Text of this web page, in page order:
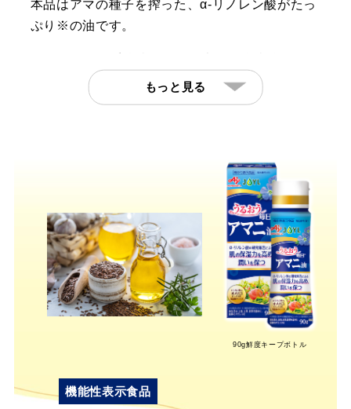
本品はアマの種子を搾った、α-リノレン酸がたっ
ぷり※の油です。
はα-リノレン酸があり、α-リノレン酸は人の体内
でつくることができない必須脂肪酸のひとつで
植物由来の油とし
ては、えごま油や亜麻仁油に多く含まれるほか、
青魚に含まれるEPA、DHAもオメガ3(n-3系脂肪
酸)です。
食べやすく、クセのない味わいに仕上げておりま
すので、そのままで、またはサラダやジュース、
スープや味噌汁にかけてお召し上がりください。
（熱や光に弱く酸化しやすいため、加熱調理には
※小さじ1杯（4.6g）で約2.2gのα-リノレン酸を
もっと見る
90g鮮度キープボトル
機能性表示食品